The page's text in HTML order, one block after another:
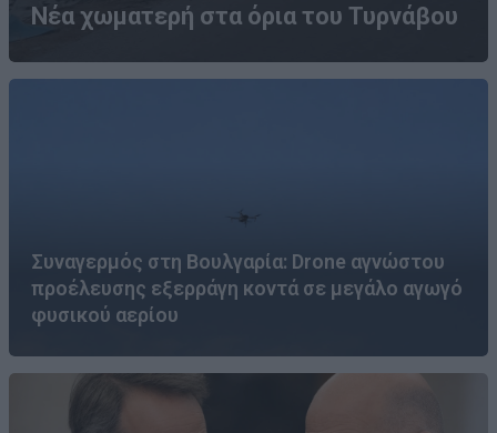
Νέα χωματερή στα όρια του Τυρνάβου
Συναγερμός στη Βουλγαρία: Drone αγνώστου
προέλευσης εξερράγη κοντά σε μεγάλο αγωγό
φυσικού αερίου